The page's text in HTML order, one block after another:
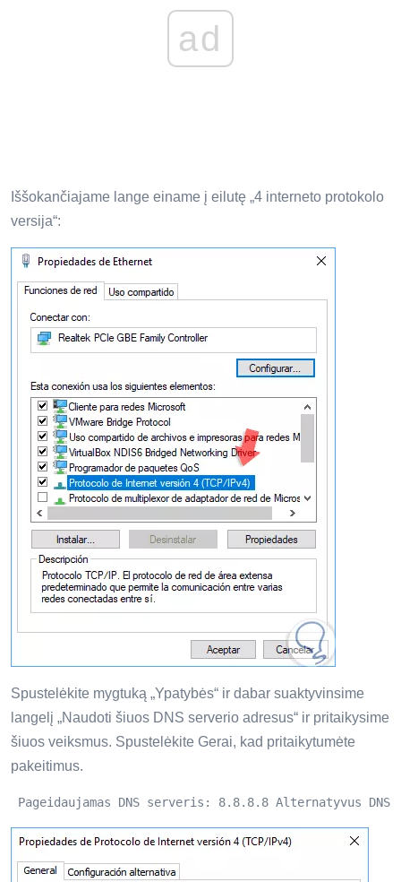
ad
Iššokančiajame lange einame į eilutę „4 interneto protokolo
versija“:
Spustelėkite mygtuką „Ypatybės“ ir dabar suaktyvinsime
langelį „Naudoti šiuos DNS serverio adresus“ ir pritaikysime
šiuos veiksmus. Spustelėkite Gerai, kad pritaikytumėte
pakeitimus.
Pageidaujamas DNS serveris: 8.8.8.8 Alternatyvus